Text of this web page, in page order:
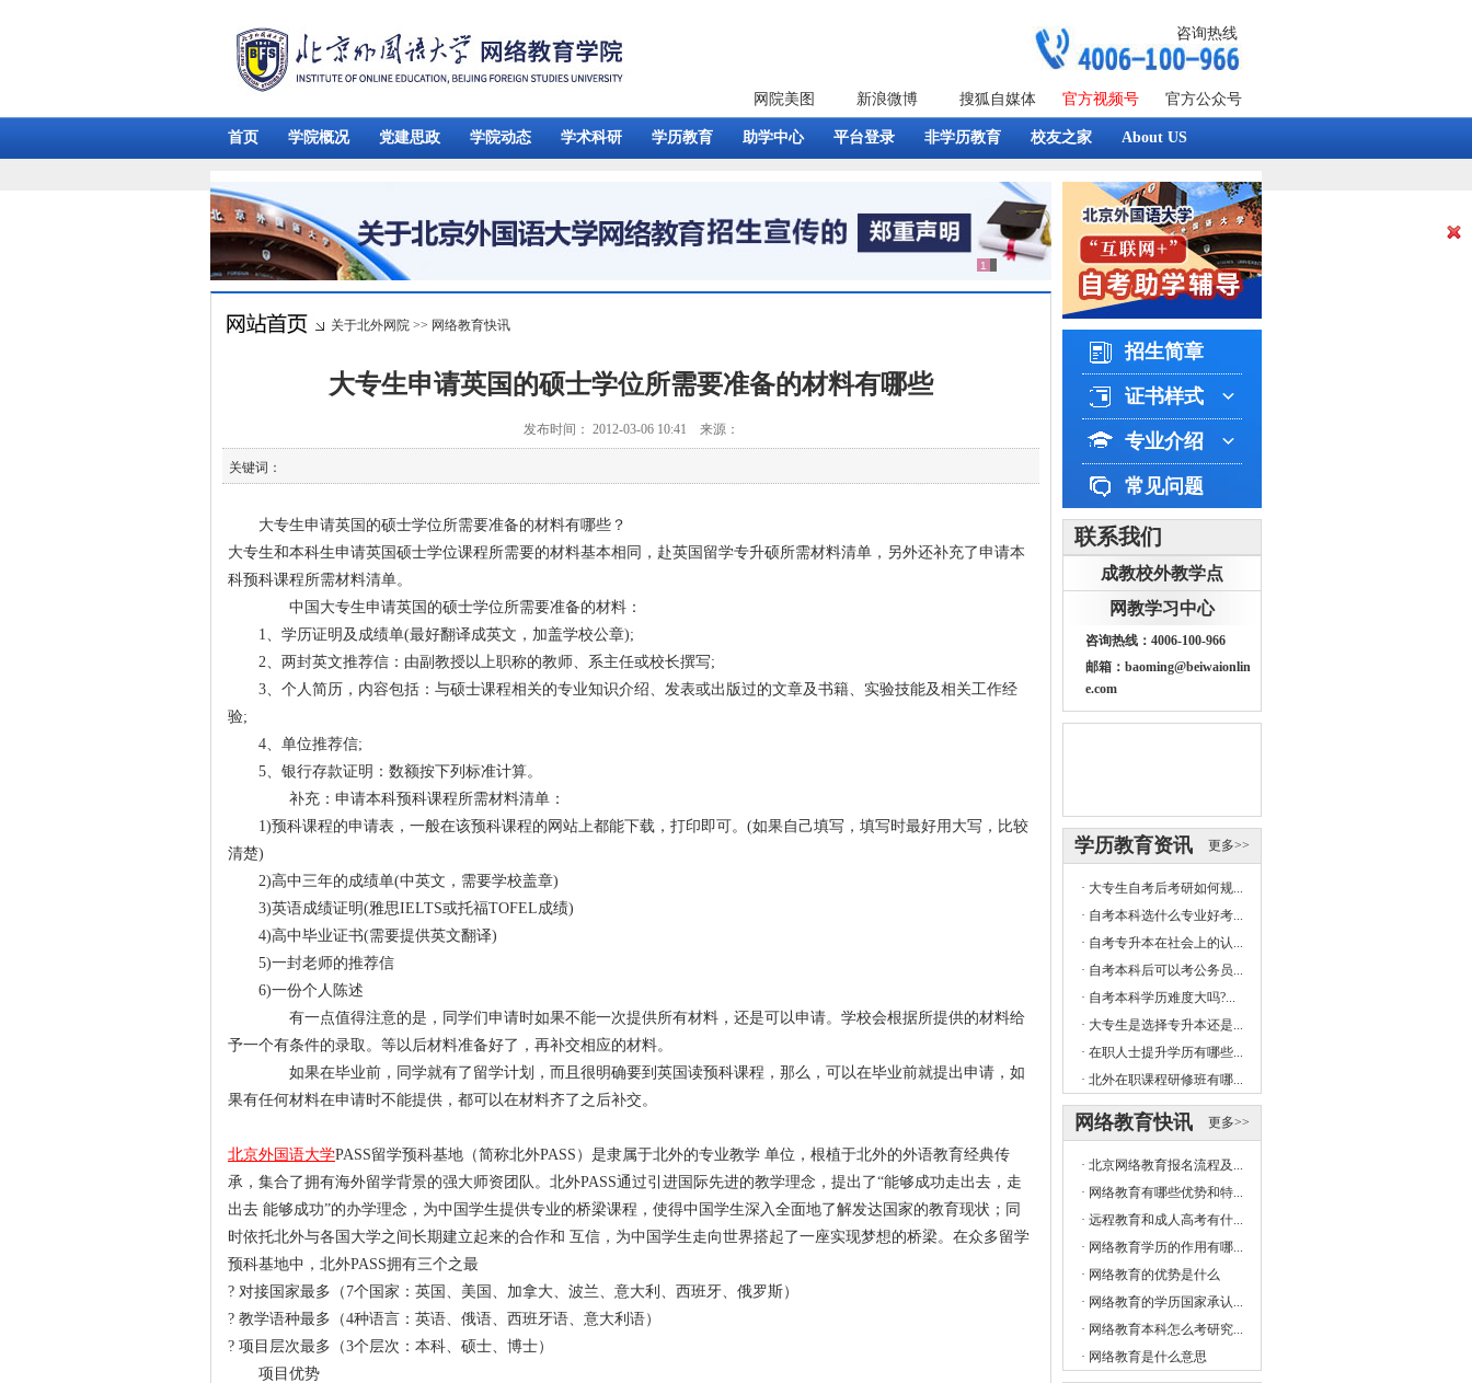
咨询热线
网院美图 新浪微博 搜狐自媒体 官方视频号 官方公众号
首页 学院概况 党建思政 学院动态 学术科研 学历教育 助学中心 平台登录 非学历教育 校友之家 About US
关于北外网院 >> 网络教育快讯
大专生申请英国的硕士学位所需要准备的材料有哪些
发布时间： 2012-03-06 10:41 来源：
关键词：
大专生申请英国的硕士学位所需要准备的材料有哪些？
大专生和本科生申请英国硕士学位课程所需要的材料基本相同，赴英国留学专升硕所需材料清单，另外还补充了申请本
科预科课程所需材料清单。
中国大专生申请英国的硕士学位所需要准备的材料：
1、学历证明及成绩单(最好翻译成英文，加盖学校公章);
2、两封英文推荐信：由副教授以上职称的教师、系主任或校长撰写;
3、个人简历，内容包括：与硕士课程相关的专业知识介绍、发表或出版过的文章及书籍、实验技能及相关工作经
验;
4、单位推荐信;
5、银行存款证明：数额按下列标准计算。
补充：申请本科预科课程所需材料清单：
1)预科课程的申请表，一般在该预科课程的网站上都能下载，打印即可。(如果自己填写，填写时最好用大写，比较
清楚)
2)高中三年的成绩单(中英文，需要学校盖章)
3)英语成绩证明(雅思IELTS或托福TOFEL成绩)
4)高中毕业证书(需要提供英文翻译)
5)一封老师的推荐信
6)一份个人陈述
有一点值得注意的是，同学们申请时如果不能一次提供所有材料，还是可以申请。学校会根据所提供的材料给
予一个有条件的录取。等以后材料准备好了，再补交相应的材料。
如果在毕业前，同学就有了留学计划，而且很明确要到英国读预科课程，那么，可以在毕业前就提出申请，如
果有任何材料在申请时不能提供，都可以在材料齐了之后补交。
北京外国语大学PASS留学预科基地（简称北外PASS）是隶属于北外的专业教学 单位，根植于北外的外语教育经典传
承，集合了拥有海外留学背景的强大师资团队。北外PASS通过引进国际先进的教学理念，提出了“能够成功走出去，走
出去 能够成功”的办学理念，为中国学生提供专业的桥梁课程，使得中国学生深入全面地了解发达国家的教育现状；同
时依托北外与各国大学之间长期建立起来的合作和 互信，为中国学生走向世界搭起了一座实现梦想的桥梁。在众多留学
预科基地中，北外PASS拥有三个之最
? 对接国家最多（7个国家：英国、美国、加拿大、波兰、意大利、西班牙、俄罗斯）
? 教学语种最多（4种语言：英语、俄语、西班牙语、意大利语）
? 项目层次最多（3个层次：本科、硕士、博士）
项目优势
招生简章
证书样式
专业介绍
常见问题
联系我们
成教校外教学点
网教学习中心
咨询热线：4006-100-966
邮箱：baoming@beiwaionlin
e.com
更多>>
学历教育资讯
· 大专生自考后考研如何规...
· 自考本科选什么专业好考...
· 自考专升本在社会上的认...
· 自考本科后可以考公务员...
· 自考本科学历难度大吗?...
· 大专生是选择专升本还是...
· 在职人士提升学历有哪些...
· 北外在职课程研修班有哪...
更多>>
网络教育快讯
· 北京网络教育报名流程及...
· 网络教育有哪些优势和特...
· 远程教育和成人高考有什...
· 网络教育学历的作用有哪...
· 网络教育的优势是什么
· 网络教育的学历国家承认...
· 网络教育本科怎么考研究...
· 网络教育是什么意思